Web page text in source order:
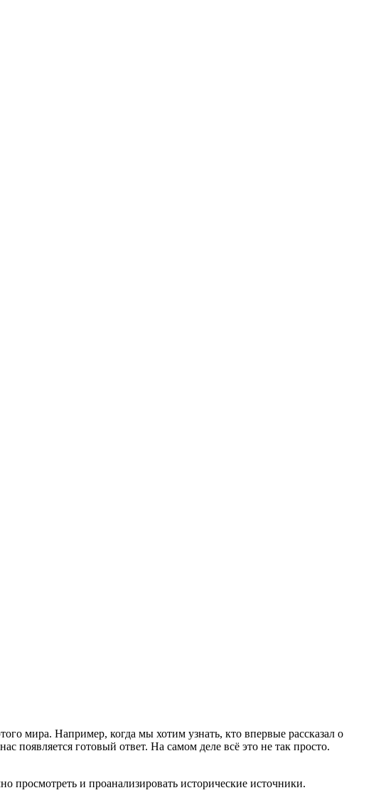
мира. Например, когда мы хотим узнать, кто впервые рассказал о
появляется готовый ответ. На самом деле всё это не так просто.
и проанализировать исторические источники.